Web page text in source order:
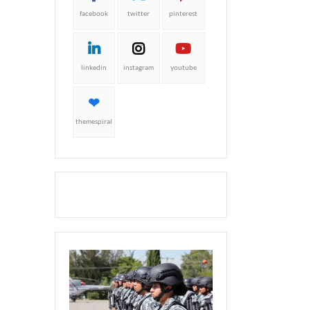
facebook twitter pinterest
linkedin instagram youtube
themespiral